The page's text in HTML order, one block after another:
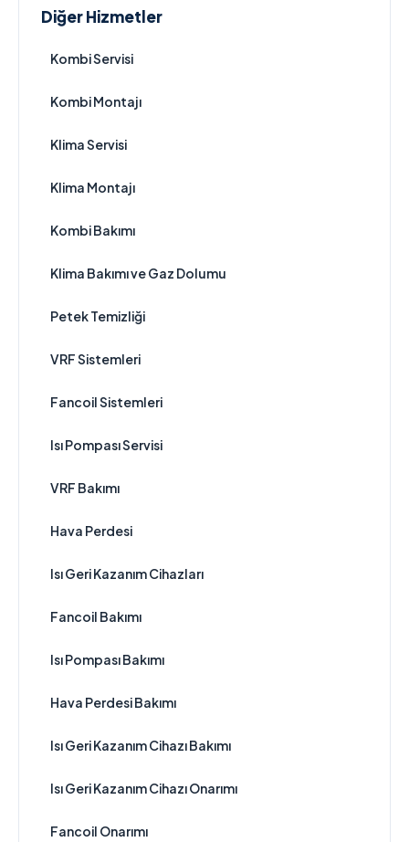
Diğer Hizmetler
Kombi Servisi
Kombi Montajı
Klima Servisi
Klima Montajı
Kombi Bakımı
Klima Bakımı ve Gaz Dolumu
Petek Temizliği
VRF Sistemleri
Fancoil Sistemleri
Isı Pompası Servisi
VRF Bakımı
Hava Perdesi
Isı Geri Kazanım Cihazları
Fancoil Bakımı
Isı Pompası Bakımı
Hava Perdesi Bakımı
Isı Geri Kazanım Cihazı Bakımı
Isı Geri Kazanım Cihazı Onarımı
Fancoil Onarımı